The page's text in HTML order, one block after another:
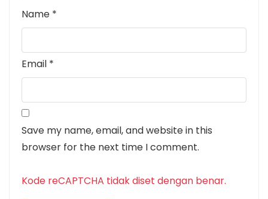
Name *
Email *
Save my name, email, and website in this
browser for the next time I comment.
Kode reCAPTCHA tidak diset dengan benar.